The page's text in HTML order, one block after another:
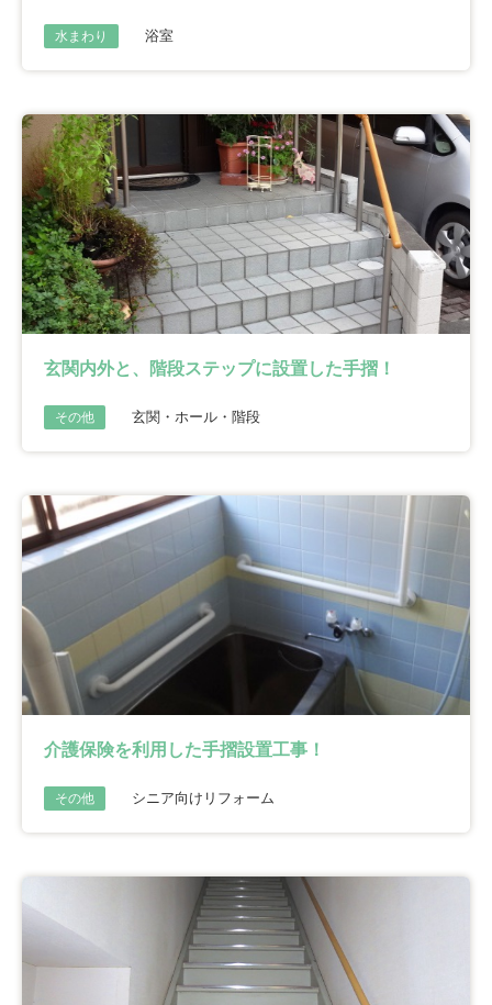
水まわり 浴室
玄関内外と、階段ステップに設置した手摺！
その他 玄関・ホール・階段
介護保険を利用した手摺設置工事！
その他 シニア向けリフォーム